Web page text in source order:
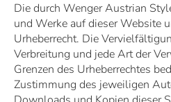
Die durch Wenger Austrian
und Werke auf dieser Website
Urheberrecht. Die
Verbreitung und jede Art der
Grenzen des Urheberrechtes
Zustimmung des jeweiligen